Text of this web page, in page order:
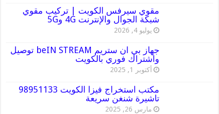
مقوي سيرفس الكويت | تركيب مقوي
شبكة الجوال والإنترنت 4G و5G
يوليو 4, 2026
جهاز بي ان ستريم beIN STREAM توصيل
واشتراك فوري بالكويت
أكتوبر 1, 2025
مكتب استخراج فيزا الكويت 98951133
تاشيرة شنغن سريعة
مارس 26, 2025